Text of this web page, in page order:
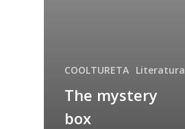
COOLTURETA Literatura
The mystery
box